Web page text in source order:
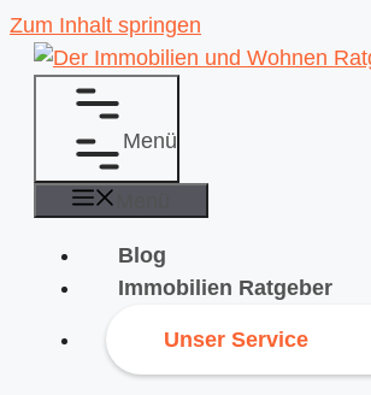
Zum Inhalt springen
Menü
Blog
Immobilien Ratgeber
Unser Service